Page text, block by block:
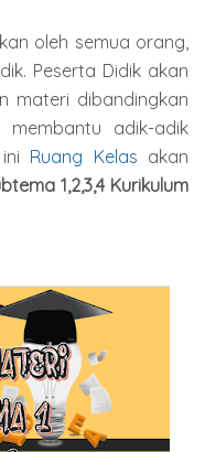
oleh semua orang,
Peserta Didik akan
materi dibandingkan
adik-adik
Ruang Kelas akan
1,2,3,4 Kurikulum